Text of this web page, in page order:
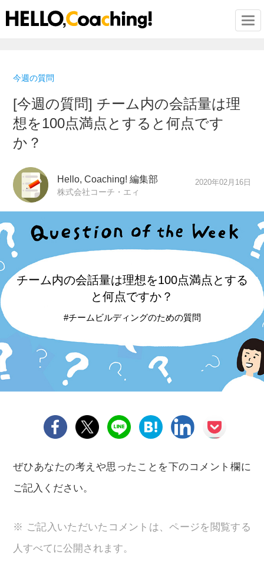
今週の質問
[今週の質問] チーム内の会話量は理
想を100点満点とすると何点です
か？
Hello, Coaching! 編集部
株式会社コーチ・エィ
2020年02月16日
チーム内の会話量は理想を100点満点とする
と何点ですか？
#チームビルディングのための質問
ぜひあなたの考えや思ったことを下のコメント欄に
ご記入ください。
※ ご記入いただいたコメントは、ページを閲覧する
人すべてに公開されます。